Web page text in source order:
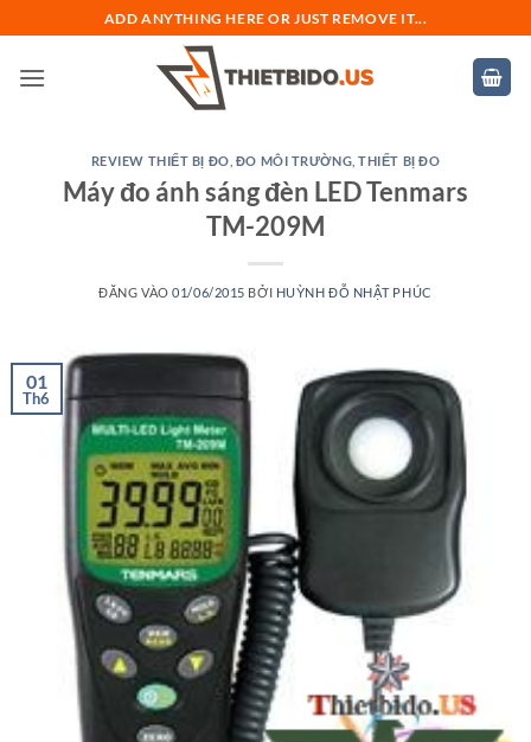
qua
nội
ADD ANYTHING HERE OR JUST REMOVE IT...
REVIEW THIẾT BỊ ĐO ĐO MÔI TRƯỜNG ,THIẾT BỊ ĐO
Máy đo ánh sáng đèn LED Tenmars
TM-209M
ĐĂNG VÀO01/06/2015 BỞI HUỲNH ĐỖ NHẬT PHÚC
01
Th6